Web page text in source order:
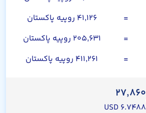
=
۴۱,۱۲۶ روپیه پاکستان
=
۲۰۵,۶۳۱ روپیه پاکستان
= ۴۱۱,۲۶۱ روپیه پاکستان
۲۷,۸۶۰
۶.۷۴۸۸ USD